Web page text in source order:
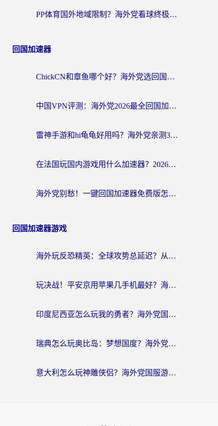
PP体育国外地域限制？海外党看球终极方案：从欧洲杯到奥运会，中文解说不卡顿！
回国加速器
ChickCN和章鱼哪个好？海外党选回国加速器的3个关键维度 + 实用避坑指南
中国VPN评测：海外党2026最全回国加速器选择指南，告别地区限制不踩坑
雷神手游和hi龟龟好用吗？海外党亲测3款回国加速器，教你选对国外到国内加速器
在法国玩国内游戏用什么加速器？2026实测解决延迟卡顿的实用指南
海外党别愁！一键回国加速器免费版怎么选？从踩坑到流畅访问的全攻略
回国加速器游戏
海外玩反恐精英：全球攻势总延迟？从瑞典玩神武4到外国玩黎明觉醒，选对加速器才是关键！
玩决战！平安京用苹果几手机最好？海外党必看的设备+加速器双攻略
印度尼西亚怎么玩我的勇者？海外党国服游戏加速避坑指南（附实况五行师解决方案）
瑞典怎么玩奥比岛：梦想国度？海外党亲测有效的国服游戏加速全攻略
意大利怎么玩神雕侠侣？海外党国服游戏加速终极指南（附欧洲玩王者王国保卫战4不卡技巧）